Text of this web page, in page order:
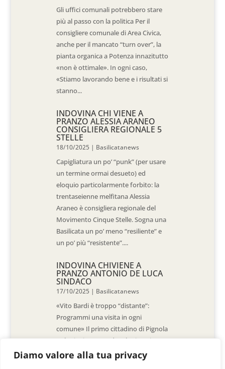
Diamo valore alla tua privacy
Gli uffici comunali potrebbero stare
più al passo con la politica Per il
consigliere comunale di Area Civica,
anche per il mancato “turn over”, la
pianta organica a Potenza innazitutto
«non è ottimale». In ogni caso,
«Stiamo lavorando bene e i risultati si
stanno...
INDOVINA CHI VIENE A
PRANZO ALESSIA ARANEO
CONSIGLIERA REGIONALE 5
STELLE
18/10/2025 | Basilicatanews
Capigliatura un po’ “punk” (per usare
un termine ormai desueto) ed
eloquio particolarmente forbito: la
trentaseienne melfitana Alessia
Araneo è consigliera regionale del
Movimento Cinque Stelle. Sogna una
Basilicata un po’ meno “resiliente” e
un po’ più “resistente”....
INDOVINA CHIVIENE A
PRANZO ANTONIO DE LUCA
SINDACO
17/10/2025 | Basilicatanews
«Vito Bardi è troppo “distante”:
Programmi una visita in ogni
comune» Il primo cittadino di Pignola
«L’ho invitato a vedere la situazione
al Pantano, ma non è venuto. La
sensazione è che -come sindaci-